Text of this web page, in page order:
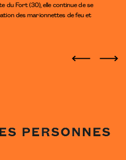
du Fort (30), elle continue de se
des marionnettes de feu et